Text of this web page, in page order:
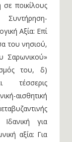
σε ποικίλους
Συντήρηση-
Αξία: Επί
του νησιού,
Σαρωνικού»
του, δ)
τέσσερις
αισθητική
για
αξία: Για